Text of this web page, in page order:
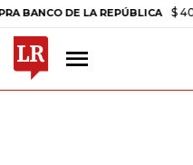
DE LA REPÚBLICA $ 408.498,97